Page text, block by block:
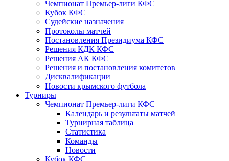
Чемпионат Премьер-лиги КФС
Кубок КФС
Судейские назначения
Протоколы матчей
Постановления Президиума КФС
Решения КДК КФС
Решения АК КФС
Решения и постановления комитетов
Дисквалификации
Новости крымского футбола
Турниры
Чемпионат Премьер-лиги КФС
Календарь и результаты матчей
Турнирная таблица
Статистика
Команды
Новости
Кубок КФС